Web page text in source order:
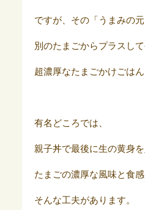
ですが、その「うまみの
別のたまごからプラスして
超濃厚なたまごかけごはん
有名どころでは、
親子丼で最後に生の黄身
たまごの濃厚な風味と食
そんな工夫があります。